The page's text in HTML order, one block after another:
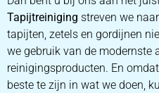
ZETEL REINIGEN
PROFESSIONALS
Tapijtreiniging streven we
tapijten, zetels en gordijnen
we gebruik van de modernste
reinigingsproducten. En
beste te zijn in wat we doen,